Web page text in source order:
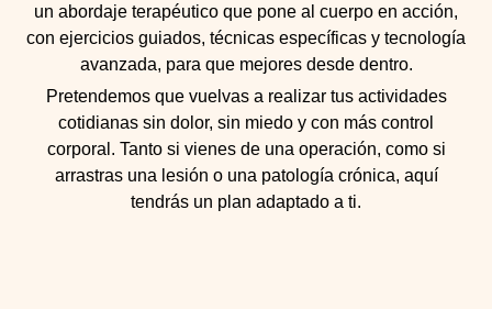
un abordaje terapéutico que pone al cuerpo en acción,
con ejercicios guiados, técnicas específicas y tecnología
avanzada, para que mejores desde dentro.
Pretendemos que vuelvas a realizar tus actividades
cotidianas sin dolor, sin miedo y con más control
corporal. Tanto si vienes de una operación, como si
arrastras una lesión o una patología crónica, aquí
tendrás un plan adaptado a ti.